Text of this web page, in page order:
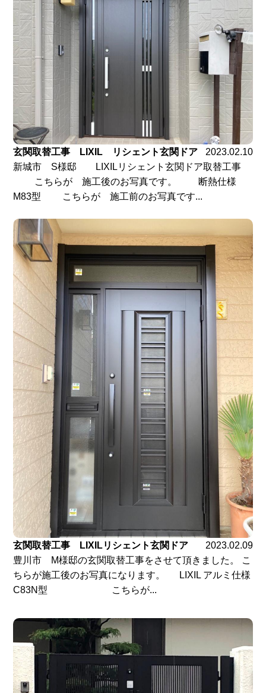
玄関取替工事 LIXIL リシェント玄関ドア
2023.02.10
新城市 S様邸 LIXILリシェント玄関ドア取替工事
こちらが 施工後のお写真です。 断熱仕様
M83型 こちらが 施工前のお写真です...
玄関取替工事 LIXILリシェント玄関ドア
2023.02.09
豊川市 M様邸の玄関取替工事をさせて頂きました。 こ
ちらが施工後のお写真になります。 LIXIL アルミ仕様
C83N型 こちらが...